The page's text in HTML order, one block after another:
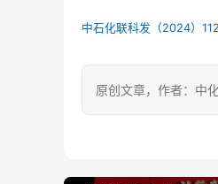
中石化联科发（2024）
原创文章，作者：中